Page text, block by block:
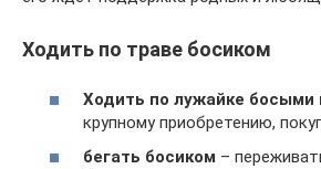
Ходить по траве босиком
Ходить по лужайке босыми
крупному приобретению,
бегать босиком –